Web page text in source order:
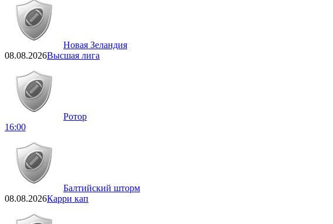
Новая Зеландия
08.08.2026Высшая лига
Ротор
16:00
Балтийский шторм
08.08.2026Карри кап